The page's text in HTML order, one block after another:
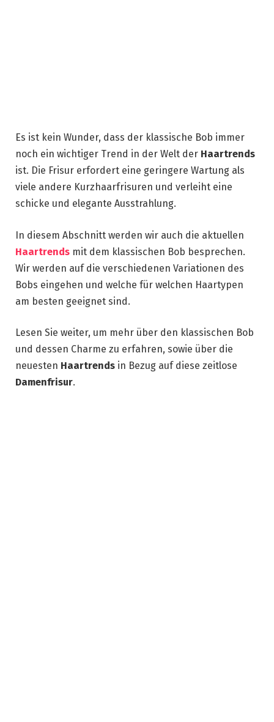
Es ist kein Wunder, dass der klassische Bob immer
noch ein wichtiger Trend in der Welt der Haartrends
ist. Die Frisur erfordert eine geringere Wartung als
viele andere Kurzhaarfrisuren und verleiht eine
schicke und elegante Ausstrahlung.
In diesem Abschnitt werden wir auch die aktuellen
Haartrends mit dem klassischen Bob besprechen.
Wir werden auf die verschiedenen Variationen des
Bobs eingehen und welche für welchen Haartypen
am besten geeignet sind.
Lesen Sie weiter, um mehr über den klassischen Bob
und dessen Charme zu erfahren, sowie über die
neuesten Haartrends in Bezug auf diese zeitlose
Damenfrisur.